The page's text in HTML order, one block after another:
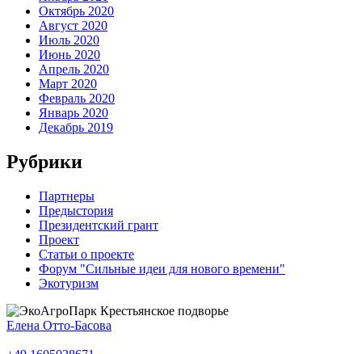
Октябрь 2020
Август 2020
Июль 2020
Июнь 2020
Апрель 2020
Март 2020
Февраль 2020
Январь 2020
Декабрь 2019
Рубрики
Партнеры
Предыстория
Президентский грант
Проект
Статьи о проекте
Форум "Сильные идеи для нового времени"
Экотуризм
Елена Отто-Басова